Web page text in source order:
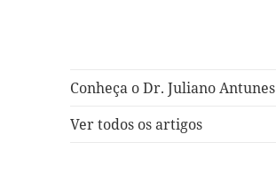
Conheça o Dr. Juliano Antunes
Ver todos os artigos